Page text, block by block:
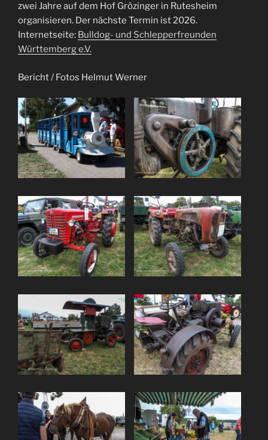
zwei Jahre auf dem Hof Grözinger in Rutesheim
organisieren. Der nächste Termin ist 2026.
Internetseite: Bulldog- und Schlepperfreunden
Württemberg e.V.
Bericht / Fotos Helmut Werner